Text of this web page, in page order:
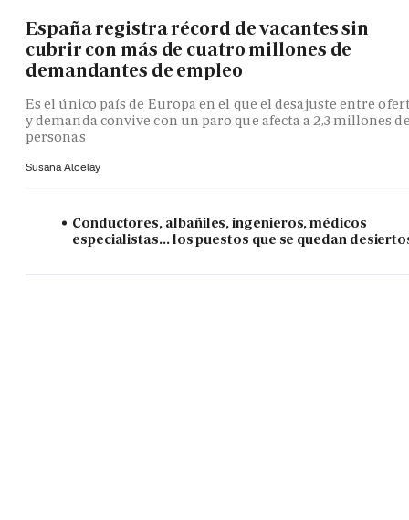
España registra récord de vacantes sin
cubrir con más de cuatro millones de
demandantes de empleo
Es el único país de Europa en el que el desajuste entre
y demanda convive con un paro que afecta a 2,3 millones
personas
Susana Alcelay
Conductores, albañiles, ingenieros, médicos
especialistas... los puestos que se quedan